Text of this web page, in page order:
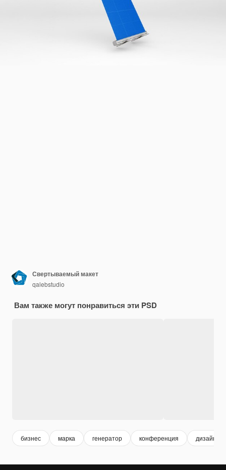
Свертываемый макет
qalebstudio
Вам также могут понравиться эти PSD
бизнес марка генератор конференция дизайн